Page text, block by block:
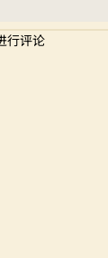
行评论